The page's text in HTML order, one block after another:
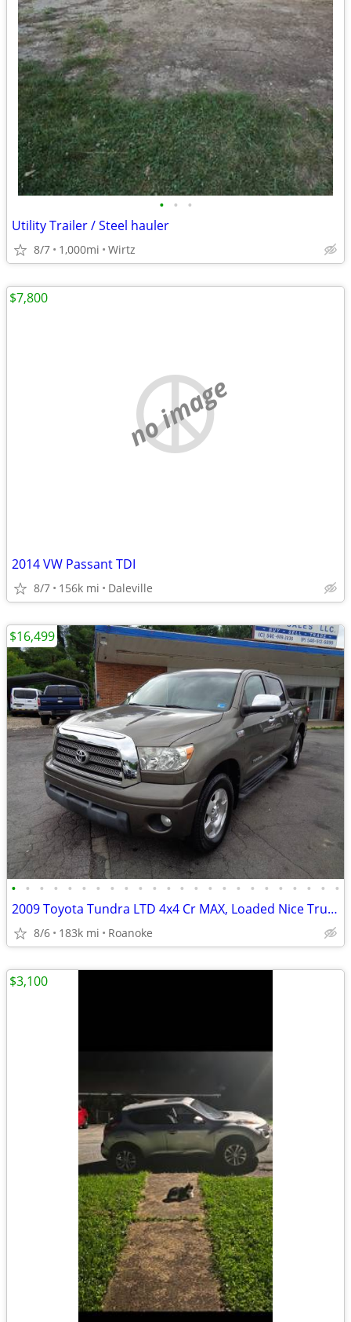
• • •
Utility Trailer / Steel hauler
8/7 1,000mi Wirtz
no image
2014 VW Passant TDI
8/7 156k mi Daleville
$7,800
• • • • • • • • • • • • • • • • • • • • • • • •
2009 Toyota Tundra LTD 4x4 Cr MAX, Loaded Nice Truck +90 Days Warranty
8/6 183k mi Roanoke
$16,499
$3,100